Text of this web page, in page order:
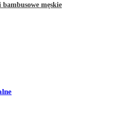
męskie